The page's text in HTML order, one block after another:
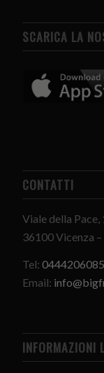
SCARICA LA
CONTATTI
Viale della Pace,
36100 Vicenza
Tel:0444206085
Email:
INFORMAZIONI